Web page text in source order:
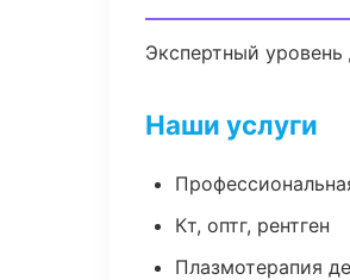
Экспертный
Наши услуги
Кт, оптг, рентген
Плазмотерапия